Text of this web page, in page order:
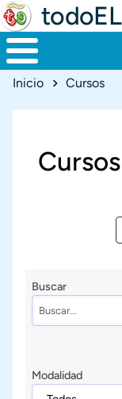
Ruta de
Inicio Cursos
Cursos
Buscar
Modalidad